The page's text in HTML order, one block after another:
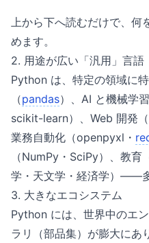
上から下へ読むだけで、何
めます。
2. 用途が広い「汎用」言語
Python は、特定の領域に
（pandas）、AI と機械学
scikit-learn）、Web 開発
業務自動化（openpyxl・
（NumPy・SciPy）、教
学・天文学・経済学）——
3. 大きなエコシステム
Python には、世界中のエ
ラリ（部品集）が膨大にあ